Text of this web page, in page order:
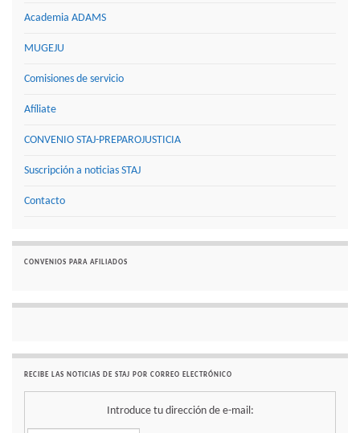
Academia ADAMS
MUGEJU
Comisiones de servicio
Afíliate
CONVENIO STAJ-PREPAROJUSTICIA
Suscripción a noticias STAJ
Contacto
CONVENIOS PARA AFILIADOS
RECIBE LAS NOTICIAS DE STAJ POR CORREO ELECTRÓNICO
Introduce tu dirección de e-mail: